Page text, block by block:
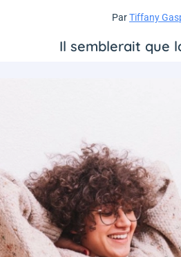
ParTiffany
Il semblerait que